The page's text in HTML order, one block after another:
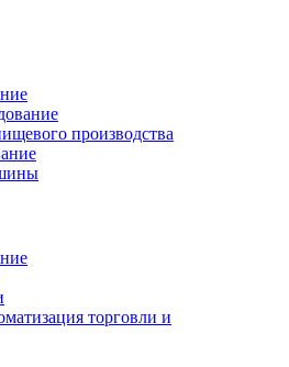
производства
торговли и